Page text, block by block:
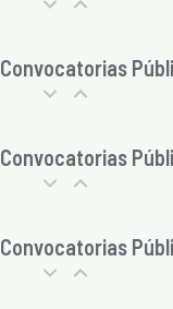
Convocatorias
Convocatorias
Convocatorias